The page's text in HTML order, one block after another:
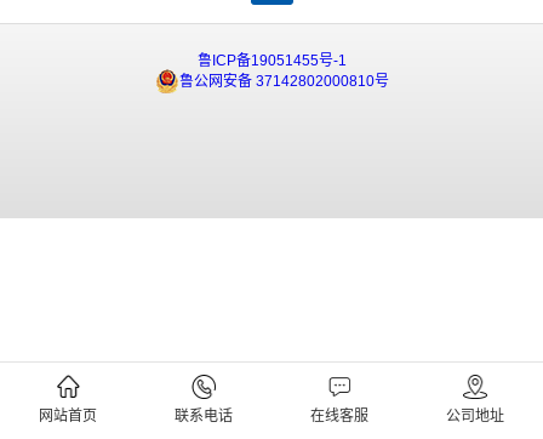
鲁ICP备19051455号-1
鲁公网安备 37142802000810号
网站首页 联系电话 在线客服 公司地址